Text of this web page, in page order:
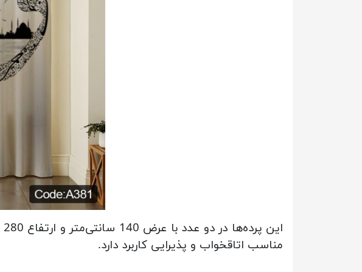
مناسب اتاقخواب و پذیرایی کاربرد دارد.